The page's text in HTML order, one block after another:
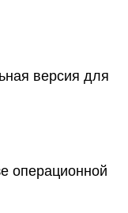
версия для
операционной